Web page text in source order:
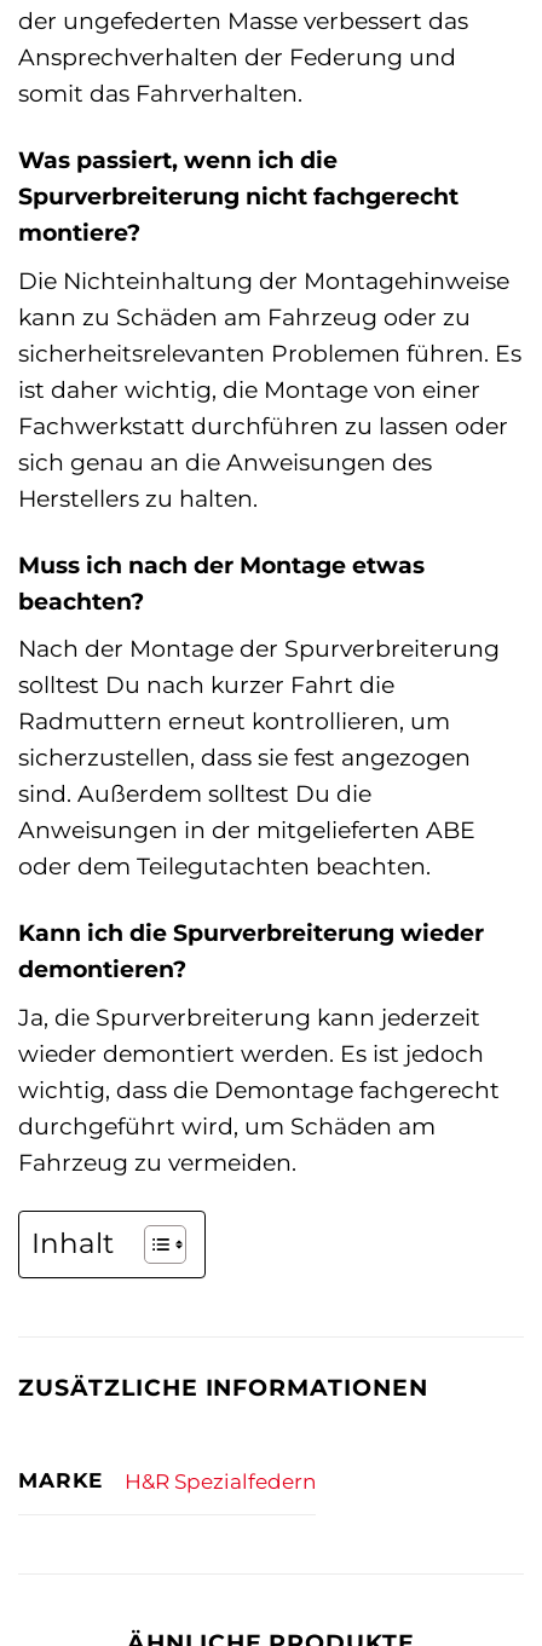
der ungefederten Masse verbessert das
Ansprechverhalten der Federung und
somit das Fahrverhalten.
Was passiert, wenn ich die
Spurverbreiterung nicht fachgerecht
montiere?
Die Nichteinhaltung der Montagehinweise
kann zu Schäden am Fahrzeug oder zu
sicherheitsrelevanten Problemen führen. Es
ist daher wichtig, die Montage von einer
Fachwerkstatt durchführen zu lassen oder
sich genau an die Anweisungen des
Herstellers zu halten.
Muss ich nach der Montage etwas
beachten?
Nach der Montage der Spurverbreiterung
solltest Du nach kurzer Fahrt die
Radmuttern erneut kontrollieren, um
sicherzustellen, dass sie fest angezogen
sind. Außerdem solltest Du die
Anweisungen in der mitgelieferten ABE
oder dem Teilegutachten beachten.
Kann ich die Spurverbreiterung wieder
demontieren?
Ja, die Spurverbreiterung kann jederzeit
wieder demontiert werden. Es ist jedoch
wichtig, dass die Demontage fachgerecht
durchgeführt wird, um Schäden am
Fahrzeug zu vermeiden.
Inhalt
ZUSÄTZLICHE INFORMATIONEN
MARKE H&R Spezialfedern